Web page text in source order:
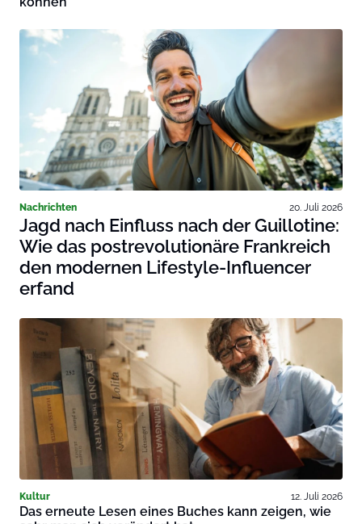
Nachrichten 20. Juli 2026
Jagd nach Einfluss nach der Guillotine:
Wie das postrevolutionäre Frankreich
den modernen Lifestyle-Influencer
erfand
Kultur 12. Juli 2026
Das erneute Lesen eines Buches kann zeigen, wie